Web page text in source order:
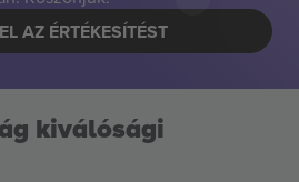
AZ ÉRTÉKESÍTÉST
kiválósági